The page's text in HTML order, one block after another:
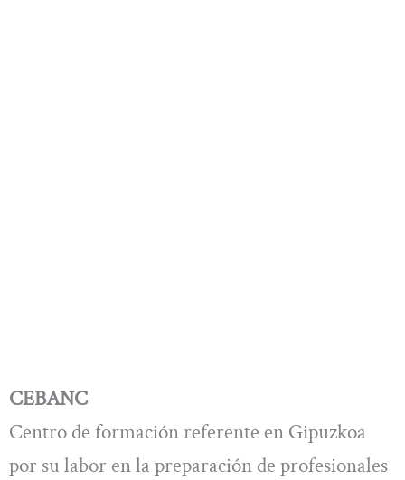
CEBANC
Centro de formación referente en Gipuzkoa
por su labor en la preparación de profesionales